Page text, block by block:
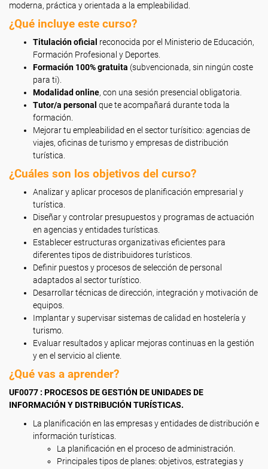
moderna, práctica y orientada a la empleabilidad.
¿Qué incluye este curso?
Titulación oficial reconocida por el Ministerio de Educación,
Formación Profesional y Deportes.
Formación 100% gratuita (subvencionada, sin ningún coste
para ti).
Modalidad online, con una sesión presencial obligatoria.
Tutor/a personal que te acompañará durante toda la
formación.
Mejorar tu empleabilidad en el sector turísitico: agencias de
viajes, oficinas de turismo y empresas de distribución
turística.
¿Cuáles son los objetivos del curso?
Analizar y aplicar procesos de planificación empresarial y
turística.
Diseñar y controlar presupuestos y programas de actuación
en agencias y entidades turísticas.
Establecer estructuras organizativas eficientes para
diferentes tipos de distribuidores turísticos.
Definir puestos y procesos de selección de personal
adaptados al sector turístico.
Desarrollar técnicas de dirección, integración y motivación de
equipos.
Implantar y supervisar sistemas de calidad en hostelería y
turismo.
Evaluar resultados y aplicar mejoras continuas en la gestión
y en el servicio al cliente.
¿Qué vas a aprender?
UF0077 : PROCESOS DE GESTIÓN DE UNIDADES DE
INFORMACIÓN Y DISTRIBUCIÓN TURÍSTICAS.
La planificación en las empresas y entidades de distribución e
información turísticas.
La planificación en el proceso de administración.
Principales tipos de planes: objetivos, estrategias y